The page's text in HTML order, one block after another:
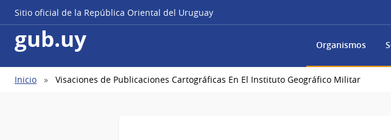
Sitio oficial de la República Oriental del Uruguay
gub.uy Organismos
Ruta
Inicio Visaciones de Publicaciones Cartográficas En El Instituto Geográfico Militar